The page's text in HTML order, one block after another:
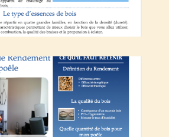
le rendement d’un poêle ?